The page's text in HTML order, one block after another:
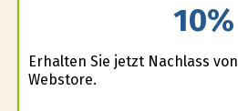
10%
Erhalten Sie jetzt Nachlass
Webstore.